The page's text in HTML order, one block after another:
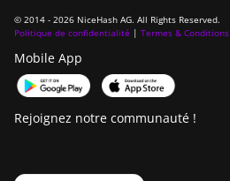
© 2014 - 2026 NiceHash AG. All Rights Reserved.
Politique de confidentialité | Termes & Conditions
Mobile App
Rejoignez notre communauté !